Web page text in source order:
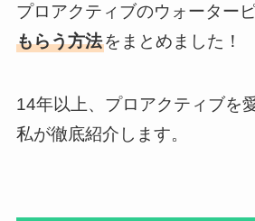
プロアクティブのウォーター
もらう方法をまとめました！
14年以上、プロアクティブを
私が徹底紹介します。